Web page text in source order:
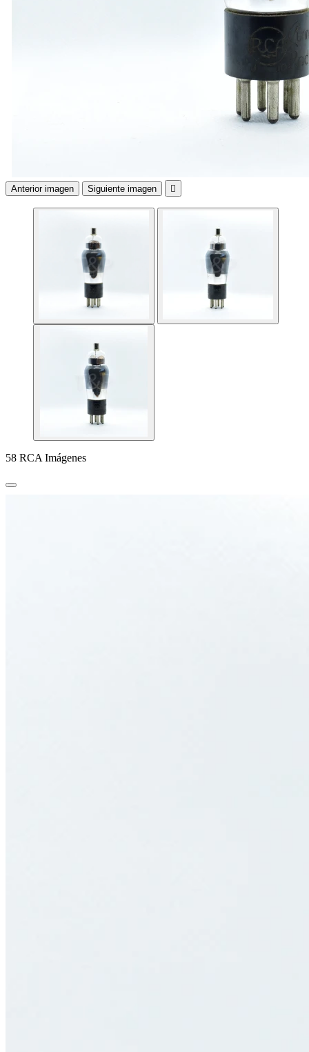
Anterior imagen Siguiente imagen 
58 RCA Imágenes